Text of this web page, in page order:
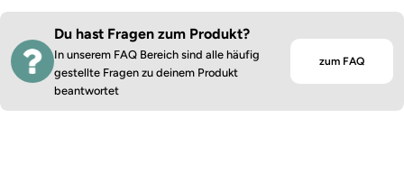
Du hast Fragen zum Produkt?
In unserem FAQ Bereich sind alle häufig
gestellte Fragen zu deinem Produkt
beantwortet
zum FAQ